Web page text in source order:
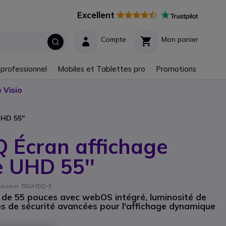
Excellent
Mon panier
Compte
Mobiles et Tablettes pro Promotions
Visio
55''
Écran affichage
UHD 55''
55UH5Q-E
55 pouces avec webOS intégré, luminosité de
de sécurité avancées pour l'affichage dynamique